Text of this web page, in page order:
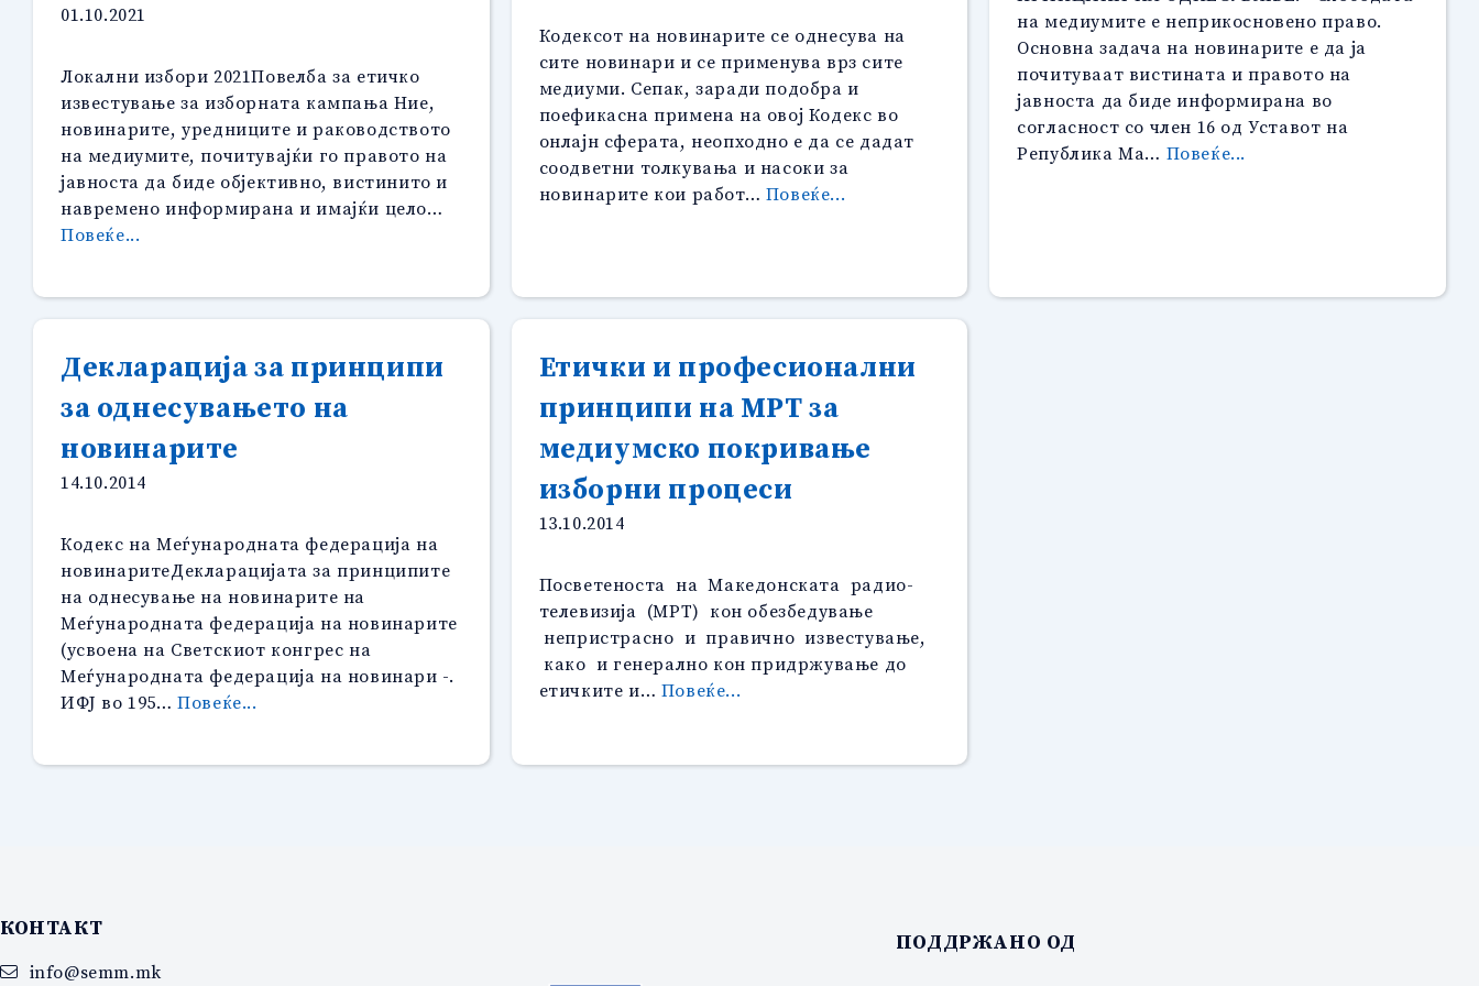
01.10.2021
Локални избори 2021Повелба за етичко
известување за изборната кампања Ние,
новинарите, уредниците и раководството
на медиумите, почитувајќи го правото на
јавноста да биде објективно, вистинито и
навремено информирана и имајќи цело…
Повеќе...
изборната
за
локални
избори
Кодексот на новинарите се однесува на
сите новинари и се применува врз сите
медиуми. Сепак, заради подобра и
поефикасна примена на овој Кодекс во
онлајн сферата, неопходно е да се дадат
соодветни толкувања и насоки за
новинарите кои работ… Повеќе...
на
онлајн
на медиумите е неприкосновено право.
Основна задача на новинарите е да ја
почитуваат вистината и правото на
јавноста да биде информирана во
согласност со член 16 од Уставот на
Република Ма… Повеќе...
Декларација за принципи
за однесувањето на
новинарите
14.10.2014
Кодекс на Меѓународната федерација на
новинаритеДекларацијата за принципите
на однесување на новинарите на
Меѓународната федерација на новинарите
(усвоена на Светскиот конгрес на
Меѓународната федерација на новинари -.
ИФЈ во 195…Повеќе...
Етички и професионални
принципи на МРТ за
медиумско покривање
изборни процеси
13.10.2014
Посветеноста на Македонската радио-
телевизија (МРТ) кон обезбедување
непристрасно и правично известување,
како и генерално кон придржување до
етичките и… Повеќе...
принципи
КОНТАКТ
info@semm.mk
ПОДДРЖАНО ОД